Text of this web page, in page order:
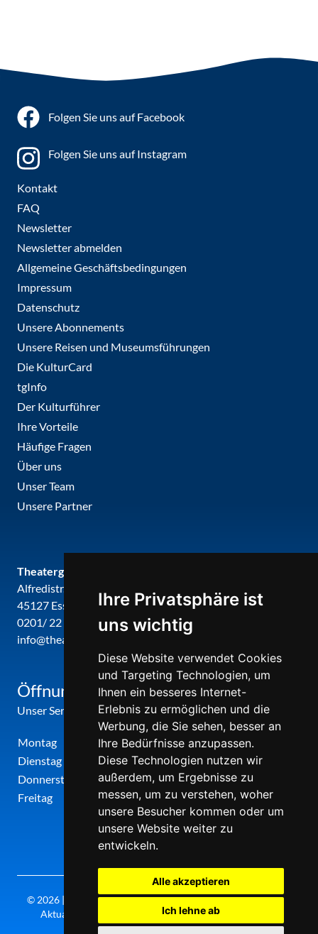
Ihre Privatsphäre ist
uns wichtig
Diese Website verwendet Cookies
und Targeting Technologien, um
Ihnen ein besseres Internet-
Erlebnis zu ermöglichen und die
Werbung, die Sie sehen, besser an
Ihre Bedürfnisse anzupassen.
Diese Technologien nutzen wir
außerdem, um Ergebnisse zu
messen, um zu verstehen, woher
unsere Besucher kommen oder um
unsere Website weiter zu
entwickeln.
Alle akzeptieren
Ich lehne ab
Folgen Sie uns auf Facebook
Folgen Sie uns auf Instagram
Kontakt
FAQ
Newsletter
Newsletter abmelden
Allgemeine Geschäftsbedingungen
Impressum
Datenschutz
Unsere Abonnements
Unsere Reisen und Museumsführungen
Die KulturCard
tgInfo
Der Kulturführer
Ihre Vorteile
Häufige Fragen
Über uns
Unser Team
Unsere Partner
Theatergemeinde metropole ruhr
Alfredistr. 32
45127 Essen
0201/ 22 22 29
info@theatergemeinde-metropole-ruhr.de
Öffnungszeiten
Unser Service-Center ist zu folgenden Zeiten geöffnet
Montag
12:00 Uhr - 17:00 Uhr
Dienstag
09:00 Uhr - 12:00 Uhr
Donnerstag
09:00 Uhr - 12:00 Uhr
Freitag
09:00 Uhr - 12:00 Uhr
© 2026 | Theatergemeinde metropole ruhr | 2026/27 | Letzte
Aktualisierung: Mittwoch, 05. August 2026, 20:30 Uhr